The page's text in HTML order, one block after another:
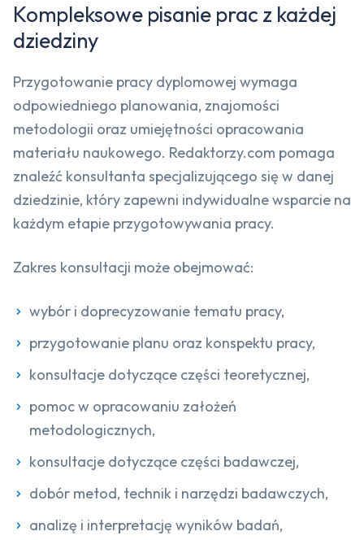
Kompleksowe pisanie prac z każdej
dziedziny
Przygotowanie pracy dyplomowej wymaga
odpowiedniego planowania, znajomości
metodologii oraz umiejętności opracowania
materiału naukowego. Redaktorzy.com pomaga
znaleźć konsultanta specjalizującego się w danej
dziedzinie, który zapewni indywidualne wsparcie na
każdym etapie przygotowywania pracy.
Zakres konsultacji może obejmować:
wybór i doprecyzowanie tematu pracy,
przygotowanie planu oraz konspektu pracy,
konsultacje dotyczące części teoretycznej,
pomoc w opracowaniu założeń
metodologicznych,
konsultacje dotyczące części badawczej,
dobór metod, technik i narzędzi badawczych,
analizę i interpretację wyników badań,